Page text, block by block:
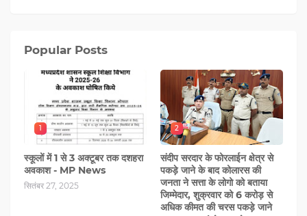
Popular Posts
1
स्कूलों में 1 से 3 अक्टूबर तक दशहरा
अवकाश - MP News
सितंबर 27, 2025
2
संदीप सरदार के फोरलाईन क्षेत्र से
पकड़े जाने के बाद कोलारस की
जनता ने सत्ता के लोगो को बताया
जिम्मेदार, शुक्रवार को 6 करोड़ से
अधिक कीमत की चरस पकड़े जाने